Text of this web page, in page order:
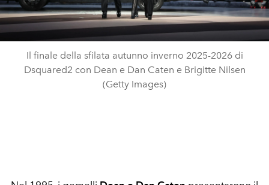
Il finale della sfilata autunno inverno 2025-2026 di
Dsquared2 con Dean e Dan Caten e Brigitte Nilsen
(Getty Images)